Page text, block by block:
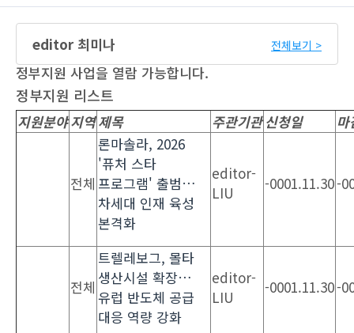
editor 최미나 전체보기 >
정부지원 사업을 열람 가능합니다.
정부지원 리스트
지원분야지역제목 주관기관 신청일 마
전체
론마솔라, 2026
'퓨처 스타
프로그램' 출범…
차세대 인재 육성
본격화
editor-
LIU
-0001.11.30-
전체
트렐레보그, 몰타
생산시설 확장…
유럽 반도체 공급
대응 역량 강화
editor-
LIU
-0001.11.30-